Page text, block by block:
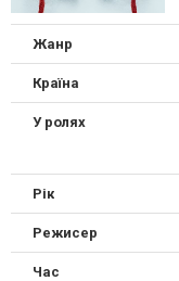
Жанр
Країна
У ролях
Рік
Режисер
Час